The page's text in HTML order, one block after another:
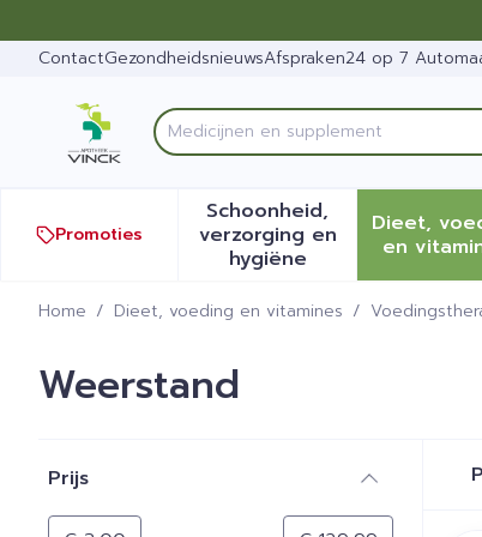
ContactGezondheidsnieuwsAfspraken24 op 7
Product, merk, categorie...
V
Promoties
Schoonheid,
verzorging en
hygiëneToon submenu voor
Dieet,
en
Home / Dieet, voeding en vitamines /
Weerstand
Prijs